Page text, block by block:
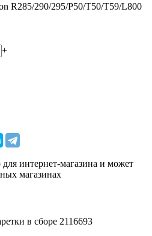
R285/290/295/P50/T50/T59/L800
+
интернет-магазина и может
магазинах
в сборе 2116693